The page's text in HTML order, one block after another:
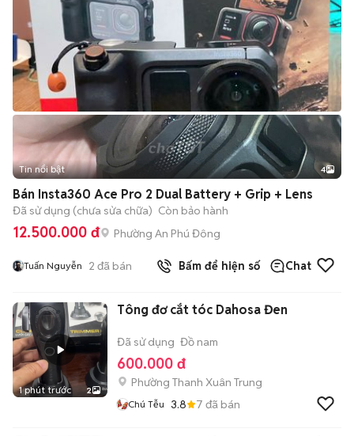
Tin nổi bật 4
Bán Insta360 Ace Pro 2 Dual Battery + Grip + Lens
Đã sử dụng (chưa sửa chữa) Còn bảo hành
12.500.000 đ Phường An Phú Đông
Tuấn Nguyễn 2 đã bán Bấm để hiện số Chat
1 phút trước 2
Tông đơ cắt tóc Dahosa Đen
Đã sử dụng Đồ nam
600.000 đ
Phường Thanh Xuân Trung
Chú Tễu 3.8 7 đã bán